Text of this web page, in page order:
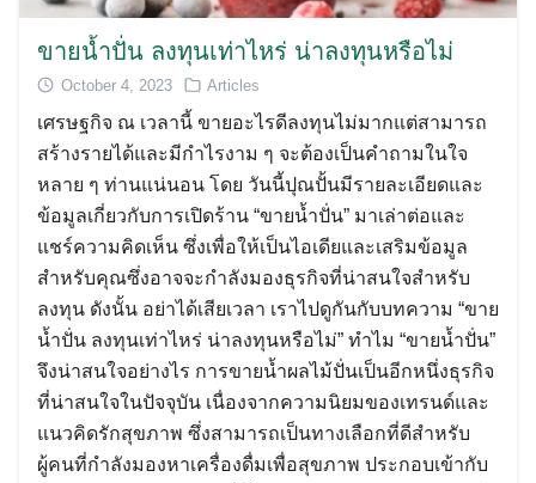
ขายน้ำปั่น ลงทุนเท่าไหร่ น่าลงทุนหรือไม่
October 4, 2023 Articles
เศรษฐกิจ ณ เวลานี้ ขายอะไรดีลงทุนไม่มากแต่สามารถ
สร้างรายได้และมีกำไรงาม ๆ จะต้องเป็นคำถามในใจ
หลาย ๆ ท่านแน่นอน โดย วันนี้ปุณปั้นมีรายละเอียดและ
ข้อมูลเกี่ยวกับการเปิดร้าน “ขายน้ำปั่น” มาเล่าต่อและ
แชร์ความคิดเห็น ซึ่งเพื่อให้เป็นไอเดียและเสริมข้อมูล
สำหรับคุณซึ่งอาจจะกำลังมองธุรกิจที่น่าสนใจสำหรับ
ลงทุน ดังนั้น อย่าได้เสียเวลา เราไปดูกันกับบทความ “ขาย
น้ำปั่น ลงทุนเท่าไหร่ น่าลงทุนหรือไม่” ทำไม “ขายน้ำปั่น”
จึงน่าสนใจอย่างไร การขายน้ำผลไม้ปั่นเป็นอีกหนึ่งธุรกิจ
ที่น่าสนใจในปัจจุบัน เนื่องจากความนิยมของเทรนด์และ
แนวคิดรักสุขภาพ ซึ่งสามารถเป็นทางเลือกที่ดีสำหรับ
ผู้คนที่กำลังมองหาเครื่องดื่มเพื่อสุขภาพ ประกอบเข้ากับ